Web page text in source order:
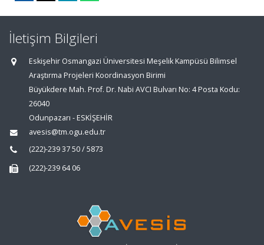
İletişim Bilgileri
Eskişehir Osmangazi Üniversitesi Meşelik Kampüsü Bilimsel
Araştırma Projeleri Koordinasyon Birimi
Büyükdere Mah. Prof. Dr. Nabi AVCI Bulvarı No: 4 Posta Kodu:
26040
Odunpazarı - ESKİŞEHİR
avesis@tm.ogu.edu.tr
(222)-239 37 50 / 5873
(222)-239 64 06